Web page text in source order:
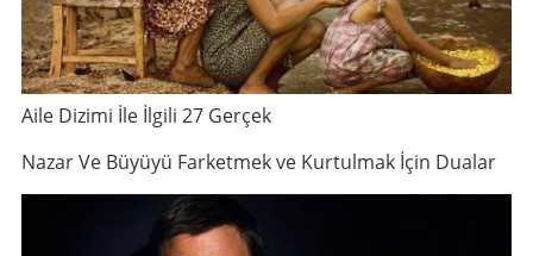
Aile Dizimi İle İlgili 27 Gerçek
Nazar Ve Büyüyü Farketmek ve Kurtulmak İçin Dualar